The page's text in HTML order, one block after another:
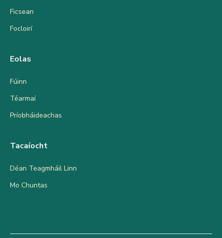
Ficsean
Focloirí
Eolas
Fúinn
Téarmaí
Príobháideachas
Tacaíocht
Déan Teagmháil Linn
Mo Chuntas